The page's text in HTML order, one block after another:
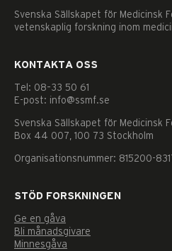
Svenska Sällskapet för Medicinsk
vetenskaplig forskning inom
KONTAKTA OSS
Tel: 08–33 50 61
E-post: info@ssmf.se
Svenska Sällskapet för Medicinsk
Box 44 007, 100 73 Stockholm
Organisationsnummer: 815200-
STÖD FORSKNINGEN
Ge en gåva
Bli månadsgivare
Minnesgåva